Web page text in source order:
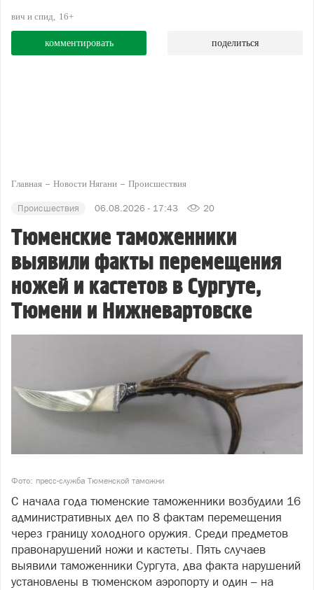
вич и спид 16+
комментировать поделиться
Главная Новости Нягани Происшествия
Происшествия 06.08.2026 - 17:43 20
Тюменские таможенники
выявили факты перемещения
ножей и кастетов в Сургуте,
Тюмени и Нижневартовске
Фото: пресс-служба Тюменской таможни
С начала года тюменские таможенники возбудили 16
административных дел по 8 фактам перемещения
через границу холодного оружия. Среди предметов
правонарушений ножи и кастеты. Пять случаев
выявили таможенники Сургута, два факта нарушений
установлены в тюменском аэропорту и один – на